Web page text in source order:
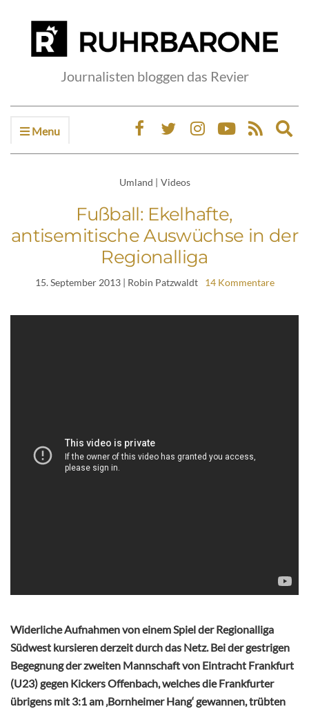
Journalisten bloggen das Revier
Menu
Umland | Videos
Fußball: Ekelhafte,
antisemitische Auswüchse in der
Regionalliga
15. September 2013| Robin Patzwaldt 14 Kommentare
Widerliche Aufnahmen von einem Spiel der Regionalliga
Südwest kursieren derzeit durch das Netz. Bei der gestrigen
Begegnung der zweiten Mannschaft von Eintracht Frankfurt
(U23) gegen Kickers Offenbach, welches die Frankfurter
übrigens mit 3:1 am ‚Bornheimer Hang‘ gewannen, trübten